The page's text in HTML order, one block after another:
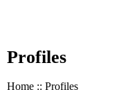
Profiles
Home :: Profiles